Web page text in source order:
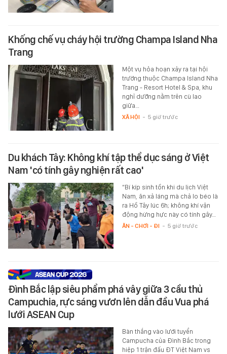
Khống chế vụ cháy hội trường Champa Island Nha
Trang
Một vụ hỏa hoạn xảy ra tại hội
trường thuộc Champa Island Nha
Trang - Resort Hotel & Spa, khu
nghỉ dưỡng nằm trên cù lao
giữa…
XÃ HỘI - 5 giờ trước
Du khách Tây: Không khí tập thể dục sáng ở Việt
Nam 'có tính gây nghiện rất cao'
“Bí kíp sinh tồn khi du lịch Việt
Nam, ăn xả láng mà chả lo béo là
ra Hồ Tây lúc 6h; không khí vận
động hừng hực này có tính gây…
ĂN - CHƠI - ĐI - 5 giờ trước
Đình Bắc lập siêu phẩm phá vây giữa 3 cầu thủ
Campuchia, rực sáng vươn lên dẫn đầu Vua phá
lưới ASEAN Cup
Bàn thắng vào lưới tuyển
Campucha của Đình Bắc trong
hiệp 1 trận đấu ĐT Việt Nam vs